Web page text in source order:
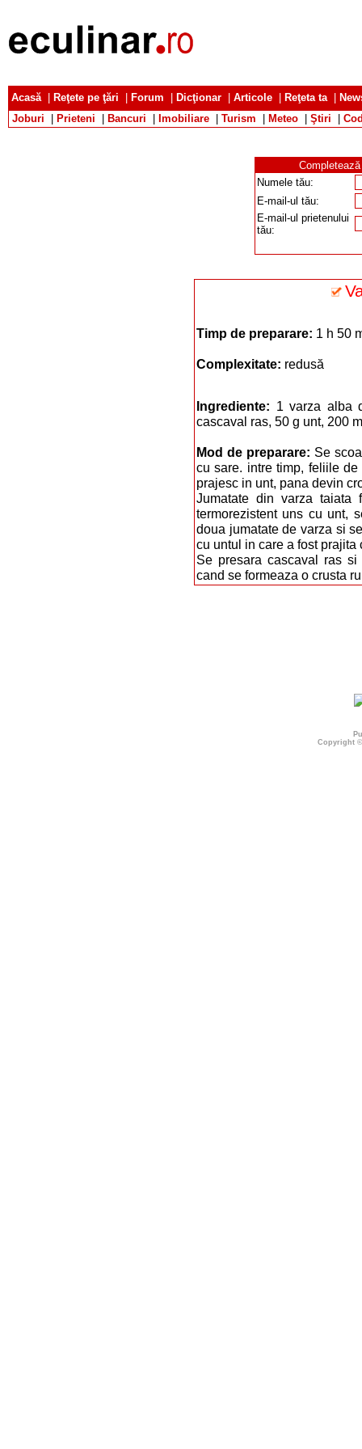
Acasă| Reţete pe ţări Forum Dicţionar Articole Reţeta ta|
Joburi
Prieteni Bancuri Imobiliare Turism Meteo Ştiri
Numele tău:
E-mail-ul tău:
E-mail-ul prietenului
tău:
Timp de preparare: 1 h 50
Complexitate: redusă
Ingrediente: 1 varza alba
cascaval ras, 50 g unt, 200
Mod de preparare: Se
cu sare. intre timp, feliile
prajesc in unt, pana devin
Jumatate din varza
termorezistent uns cu unt,
doua jumatate de varza si
cu untul in care a fost prajita
Se presara cascaval ras
cand se formeaza o crusta
Copyright